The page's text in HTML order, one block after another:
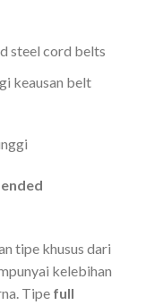
steel cord belts
keausan belt
tipe khusus dari
kelebihan
Tipe full